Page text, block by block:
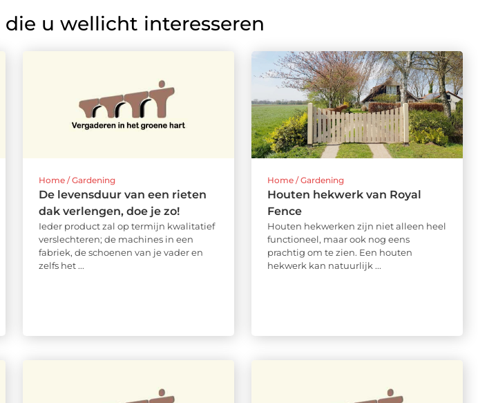
die u wellicht interesseren
Home / Gardening
De levensduur van een rieten
dak verlengen, doe je zo!
Ieder product zal op termijn kwalitatief
verslechteren; de machines in een
fabriek, de schoenen van je vader en
zelfs het ...
Home / Gardening
Houten hekwerk van Royal
Fence
Houten hekwerken zijn niet alleen heel
functioneel, maar ook nog eens
prachtig om te zien. Een houten
hekwerk kan natuurlijk ...